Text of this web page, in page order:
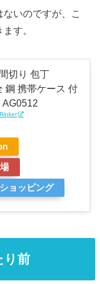
いのですが、こ
す。
切り 包丁
鋼 携帯ケース 付
AG0512
Rinker
ョッピング
り前